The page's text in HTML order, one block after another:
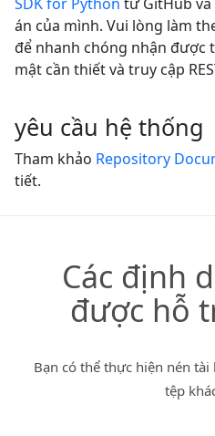
SDK for Python từ GitHub
án của mình. Vui lòng làm
để nhanh chóng nhận được
mật cần thiết và truy cập
yêu cầu hệ thống
Tham khảo Repository
tiết.
Các định
được hỗ
Bạn có thể thực hiện nén
tệp